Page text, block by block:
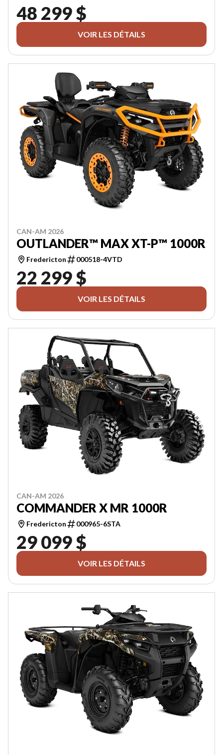
48 299 $
VOIR LES DÉTAILS
CAN-AM 2026
OUTLANDER™ MAX XT-P™ 1000R
Fredericton 000518-4VTD
22 299 $
VOIR LES DÉTAILS
CAN-AM 2026
COMMANDER X MR 1000R
Fredericton 000965-6STA
29 099 $
VOIR LES DÉTAILS